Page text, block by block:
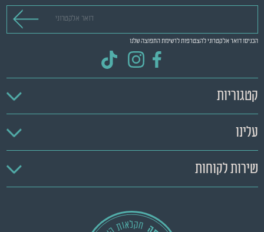
הכניסו דואר אלקטרוני להצטרפות לרשימת התפוצה שלנו
קטגוריות
עלינו
שירות לקוחות